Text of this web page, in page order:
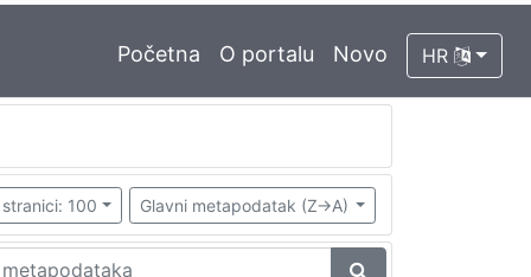
Početna O portalu Novo HR
100 Glavni metapodatak (Z->A)